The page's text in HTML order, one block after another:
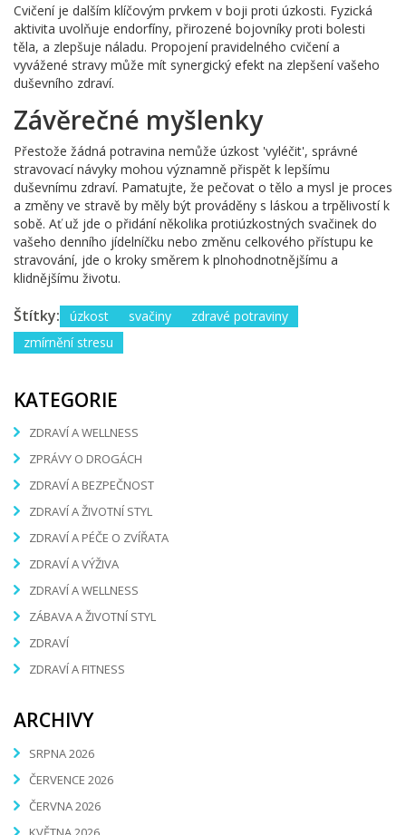
Cvičení je dalším klíčovým prvkem v boji proti úzkosti. Fyzická
aktivita uvolňuje endorfíny, přirozené bojovníky proti bolesti
těla, a zlepšuje náladu. Propojení pravidelného cvičení a
vyvážené stravy může mít synergický efekt na zlepšení vašeho
duševního zdraví.
Závěrečné myšlenky
Přestože žádná potravina nemůže úzkost 'vyléčit', správné
stravovací návyky mohou významně přispět k lepšímu
duševnímu zdraví. Pamatujte, že pečovat o tělo a mysl je proces
a změny ve stravě by měly být prováděny s láskou a trpělivostí k
sobě. Ať už jde o přidání několika protiúzkostných svačinek do
vašeho denního jídelníčku nebo změnu celkového přístupu ke
stravování, jde o kroky směrem k plnohodnotnějšímu a
klidnějšímu životu.
Štítky: úzkost svačiny
zdravé potraviny
zmírnění stresu
KATEGORIE
ZDRAVÍ A WELLNESS
ZPRÁVY O DROGÁCH
ZDRAVÍ A BEZPEČNOST
ZDRAVÍ A ŽIVOTNÍ STYL
ZDRAVÍ A PÉČE O ZVÍŘATA
ZDRAVÍ A VÝŽIVA
ZDRAVÍ A WELLNESS
ZÁBAVA A ŽIVOTNÍ STYL
ZDRAVÍ
ZDRAVÍ A FITNESS
ARCHIVY
SRPNA 2026
ČERVENCE 2026
ČERVNA 2026